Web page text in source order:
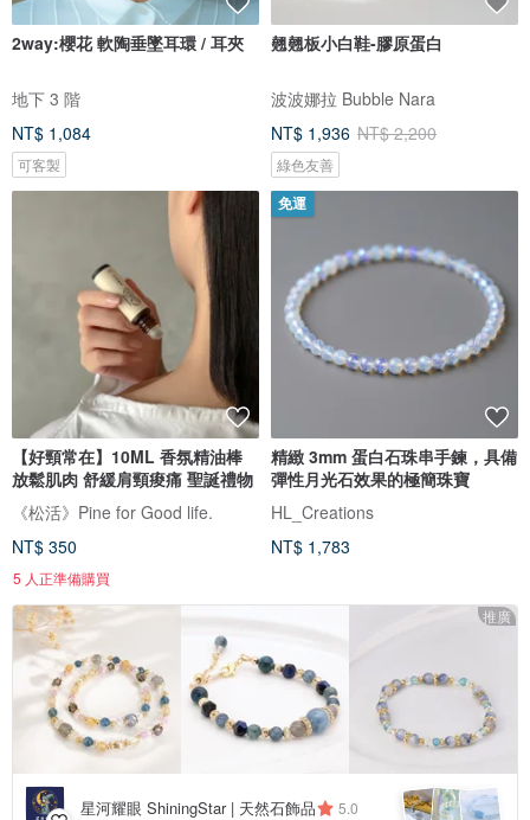
2way:櫻花 軟陶垂墜耳環 / 耳夾
地下 3 階
NT$ 1,084
可客製
翹翹板小白鞋-膠原蛋白
波波娜拉 Bubble Nara
NT$ 1,936 NT$ 2,200
綠色友善
【好頸常在】10ML 香氛精油棒
放鬆肌肉 舒緩肩頸痠痛 聖誕禮物
《松活》Pine for Good life.
NT$ 350
5 人正準備購買
免運
精緻 3mm 蛋白石珠串手鍊，具備
彈性月光石效果的極簡珠寶
HL_Creations
NT$ 1,783
推廣
星河耀眼 ShiningStar | 天然石飾品 5.0